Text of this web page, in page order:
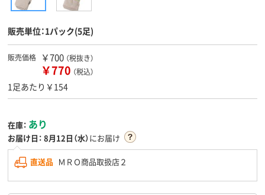
販売単位：1パック(5足)
販売価格 ￥700 （税抜き）
￥770 （税込）
1足あたり￥154
在庫： あり
お届け日： 8月12日（水）にお届け
直送品 ＭＲＯ商品取扱店２